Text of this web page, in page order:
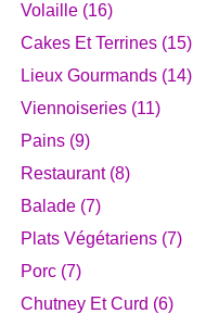
Volaille (16)
Cakes Et Terrines (15)
Lieux Gourmands (14)
Viennoiseries (11)
Pains (9)
Restaurant (8)
Balade (7)
Plats Végétariens (7)
Porc (7)
Chutney Et Curd (6)